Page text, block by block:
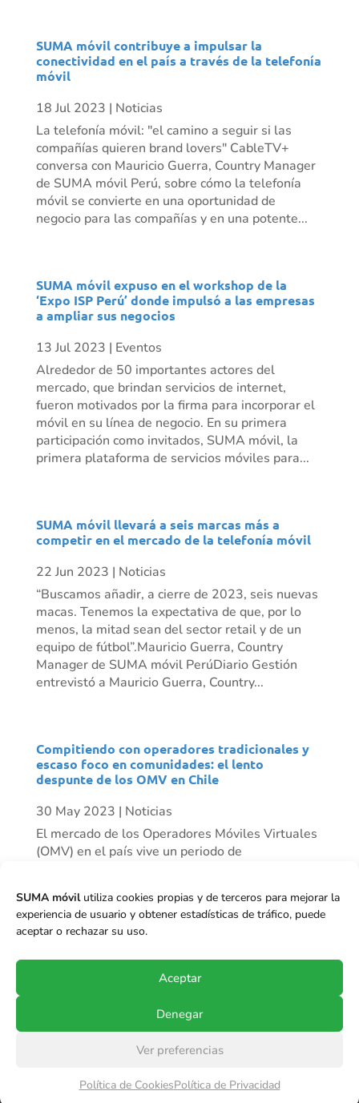
SUMA móvilutiliza cookies propias y de terceros para mejorar la
experiencia de usuario y obtener estadísticas de tráfico, puede
aceptar o rechazar su uso.
Aceptar
Denegar
Ver preferencias
Política de CookiesPolítica de Privacidad
SUMA móvil contribuye a impulsar la
conectividad en el país a través de la telefonía
móvil
18 Jul 2023 | Noticias
La telefonía móvil: "el camino a seguir si las
compañías quieren brand lovers" CableTV+
conversa con Mauricio Guerra, Country Manager
de SUMA móvil Perú, sobre cómo la telefonía
móvil se convierte en una oportunidad de
negocio para las compañías y en una potente...
SUMA móvil expuso en el workshop de la
‘Expo ISP Perú’ donde impulsó a las empresas
a ampliar sus negocios
13 Jul 2023 | Eventos
Alrededor de 50 importantes actores del
mercado, que brindan servicios de internet,
fueron motivados por la firma para incorporar el
móvil en su línea de negocio. En su primera
participación como invitados, SUMA móvil, la
primera plataforma de servicios móviles para...
SUMA móvil llevará a seis marcas más a
competir en el mercado de la telefonía móvil
22 Jun 2023 | Noticias
“Buscamos añadir, a cierre de 2023, seis nuevas
macas. Tenemos la expectativa de que, por lo
menos, la mitad sean del sector retail y de un
equipo de fútbol”.Mauricio Guerra, Country
Manager de SUMA móvil PerúDiario Gestión
entrevistó a Mauricio Guerra, Country...
Compitiendo con operadores tradicionales y
escaso foco en comunidades: el lento
despunte de los OMV en Chile
30 May 2023 | Noticias
El mercado de los Operadores Móviles Virtuales
(OMV) en el país vive un periodo de
Mundo Móvil que ha tenido un crecimiento
importante de clientes en el último tiempo, y se
proyecta...
Todos los derechos reservados.